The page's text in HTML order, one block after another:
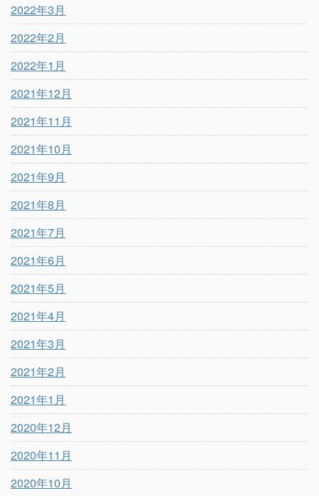
2022年3月
2022年2月
2022年1月
2021年12月
2021年11月
2021年10月
2021年9月
2021年8月
2021年7月
2021年6月
2021年5月
2021年4月
2021年3月
2021年2月
2021年1月
2020年12月
2020年11月
2020年10月